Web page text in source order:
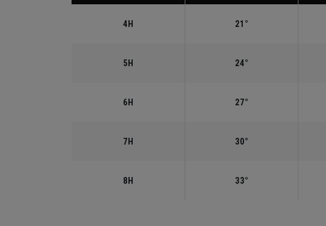
4H 21°
5H 24°
6H 27°
7H 30°
8H 33°